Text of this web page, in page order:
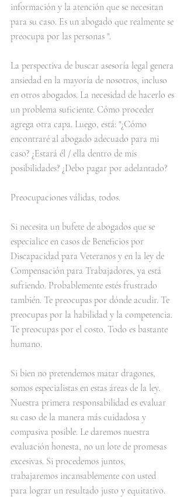
información y la atención que se necesitan
para su caso. Es un abogado que realmente se
preocupa por las personas ".
La perspectiva de buscar asesoría legal genera
ansiedad en la mayoría de nosotros, incluso
en otros abogados. La necesidad de hacerlo es
un problema suficiente. Cómo proceder
agrega otra capa. Luego, está: "¿Cómo
encontraré al abogado adecuado para mi
caso? ¿Estará él / ella dentro de mis
posibilidades? ¿Debo pagar por adelantado?
Preocupaciones válidas, todos.
Si necesita un bufete de abogados que se
especialice en casos de Beneficios por
Discapacidad para Veteranos y en la ley de
Compensación para Trabajadores, ya está
sufriendo. Probablemente estés frustrado
también. Te preocupas por dónde acudir. Te
preocupas por la habilidad y la competencia.
Te preocupas por el costo. Todo es bastante
humano.
Si bien no pretendemos matar dragones,
somos especialistas en estas áreas de la ley.
Nuestra primera responsabilidad es evaluar
su caso de la manera más cuidadosa y
compasiva posible. Le daremos nuestra
evaluación honesta, no un lote de promesas
excesivas. Si procedemos juntos,
trabajaremos incansablemente con usted
para lograr un resultado justo y equitativo.